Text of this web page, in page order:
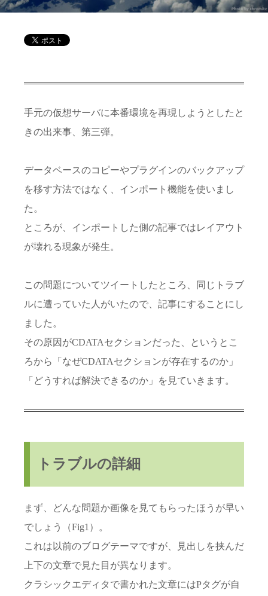
手元の仮想サーバに本番環境を再現しようとしたと
きの出来事、第三弾。
データベースのコピーやプラグインのバックアップ
を移す方法ではなく、インポート機能を使いまし
た。
ところが、インポートした側の記事ではレイアウト
が壊れる現象が発生。
この問題についてツイートしたところ、同じトラブ
ルに遭っていた人がいたので、記事にすることにし
ました。
その原因がCDATAセクションだった、というとこ
ろから「なぜCDATAセクションが存在するのか」
「どうすれば解決できるのか」を見ていきます。
トラブルの詳細
まず、どんな問題か画像を見てもらったほうが早い
でしょう（Fig1）。
これは以前のブログテーマですが、見出しを挟んだ
上下の文章で見た目が異なります。
クラシックエディタで書かれた文章にはPタグが自